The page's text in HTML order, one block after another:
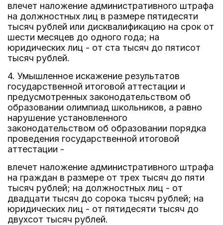
влечет наложение административного штрафа
на должностных лиц в размере пятидесяти
тысяч рублей или дисквалификацию на срок от
шести месяцев до одного года; на
юридических лиц - от ста тысяч до пятисот
тысяч рублей.
4. Умышленное искажение результатов
государственной итоговой аттестации и
предусмотренных законодательством об
образовании олимпиад школьников, а равно
нарушение установленного
законодательством об образовании порядка
проведения государственной итоговой
аттестации -
влечет наложение административного штрафа
на граждан в размере от трех тысяч до пяти
тысяч рублей; на должностных лиц - от
двадцати тысяч до сорока тысяч рублей; на
юридических лиц - от пятидесяти тысяч до
двухсот тысяч рублей.